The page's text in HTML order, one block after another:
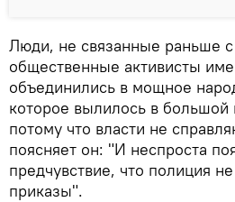
Люди, не связанные раньше с
общественные активисты
объединились в мощное
которое вылилось в большой
потому что власти не
поясняет он: "И неспроста
предчувствие, что полиция
приказы".